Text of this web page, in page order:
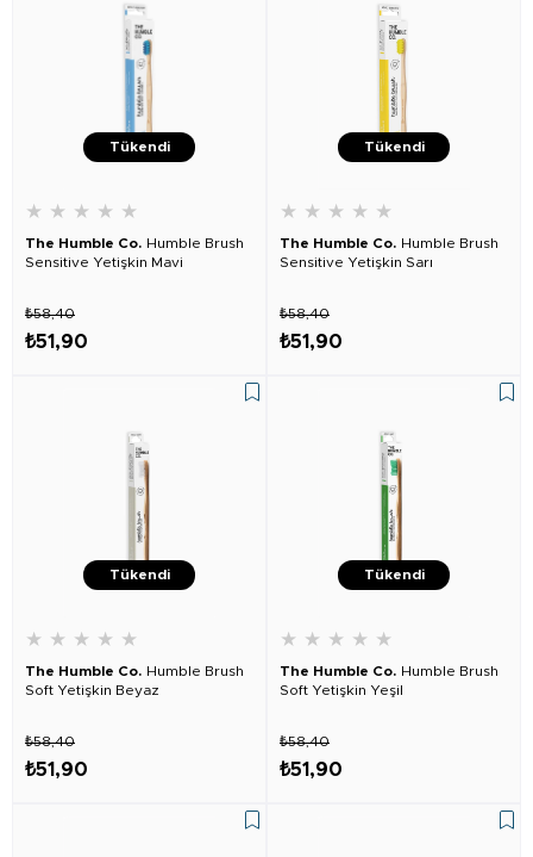
Tükendi
★ ★ ★ ★ ★
The Humble Co. Humble Brush
Sensitive Yetişkin Mavi
₺51,90
₺58,40
Tükendi
★ ★ ★ ★ ★
The Humble Co. Humble Brush
Sensitive Yetişkin Sarı
₺51,90
₺58,40
Tükendi
★ ★ ★ ★ ★
The Humble Co. Humble Brush
Soft Yetişkin Beyaz
₺51,90
₺58,40
Tükendi
★ ★ ★ ★ ★
The Humble Co. Humble Brush
Soft Yetişkin Yeşil
₺51,90
₺58,40